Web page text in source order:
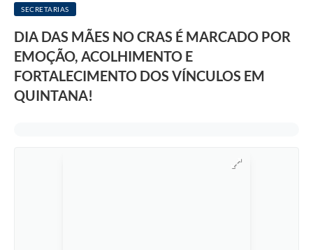
Orçamento Participativo
Tecnologia da Informação e Proteção de Dados
Audiências Públicas
Editais
SECRETARIAS
DIA DAS MÃES NO CRAS É MARCADO POR
EMOÇÃO, ACOLHIMENTO E
FORTALECIMENTO DOS VÍNCULOS EM
QUINTANA!